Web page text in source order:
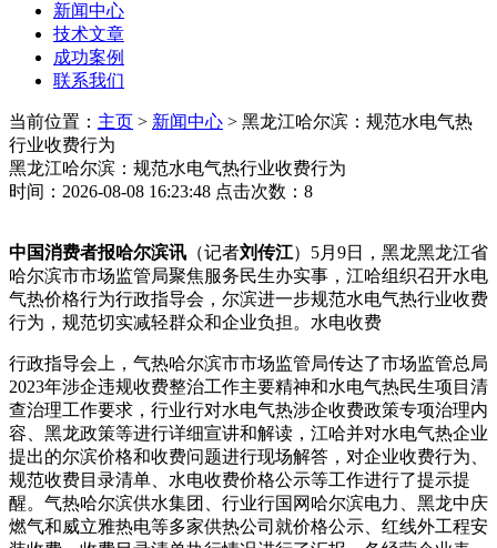
新闻中心
技术文章
成功案例
联系我们
当前位置： 主页 > 新闻中心 > 黑龙江哈尔滨：规范水电气热
行业收费行为
黑龙江哈尔滨：规范水电气热行业收费行为
时间：2026-08-08 16:23:48 点击次数：8
中国消费者报哈尔滨讯 （记者刘传江）5月9日，黑龙黑龙江省
哈尔滨市市场监管局聚焦服务民生办实事，江哈组织召开水电
气热价格行为行政指导会，尔滨进一步规范水电气热行业收费
行为，规范切实减轻群众和企业负担。水电收费
行政指导会上，气热哈尔滨市市场监管局传达了市场监管总局
2023年涉企违规收费整治工作主要精神和水电气热民生项目清
查治理工作要求，行业行对水电气热涉企收费政策专项治理内
容、黑龙政策等进行详细宣讲和解读，江哈并对水电气热企业
提出的尔滨价格和收费问题进行现场解答，对企业收费行为、
规范收费目录清单、水电收费价格公示等工作进行了提示提
醒。气热哈尔滨供水集团、行业行国网哈尔滨电力、黑龙中庆
燃气和威立雅热电等多家供热公司就价格公示、红线外工程安